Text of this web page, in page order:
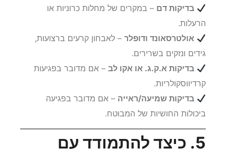
בדיקות דם – במקרים של מחלות כרוניות או
הרעלות.
אולטרסאונד ודופלר – לאבחון קרעים ברצועות,
גידים ונזקים בשרירים.
בדיקות א.ק.ג. או אקו לב – אם מדובר בפגיעות
קרדיווסקולריות.
בדיקות שמיעה/ראייה – אם מדובר בפגיעה
ביכולות החושיות של המבוטח.
5. כיצד להתמודד עם